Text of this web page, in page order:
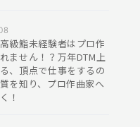
高級鮨未経験者はプロ作
ません！？万年DTM上
、頂点で仕事をするの
を知り、プロ作曲家へ
！